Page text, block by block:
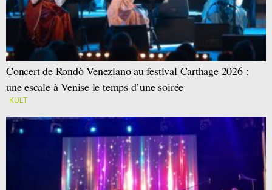
Concert de Rondò Veneziano au festival Carthage 2026 :
une escale à Venise le temps d’une soirée
KULT